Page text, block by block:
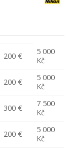
200 €
5 000
Kč
200 €
5 000
Kč
300 €
7 500
Kč
200 €
5 000
Kč